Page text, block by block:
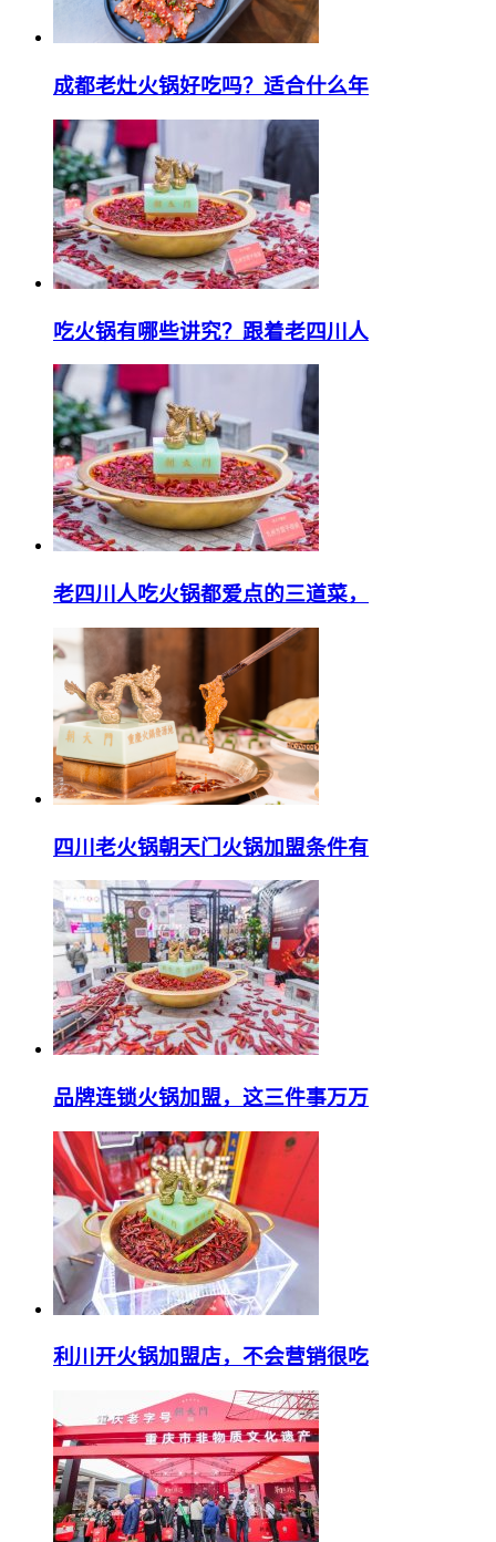
成都老灶火锅好吃吗？适合什么年
吃火锅有哪些讲究？跟着老四川人
老四川人吃火锅都爱点的三道菜，
四川老火锅朝天门火锅加盟条件有
品牌连锁火锅加盟，这三件事万万
利川开火锅加盟店，不会营销很吃